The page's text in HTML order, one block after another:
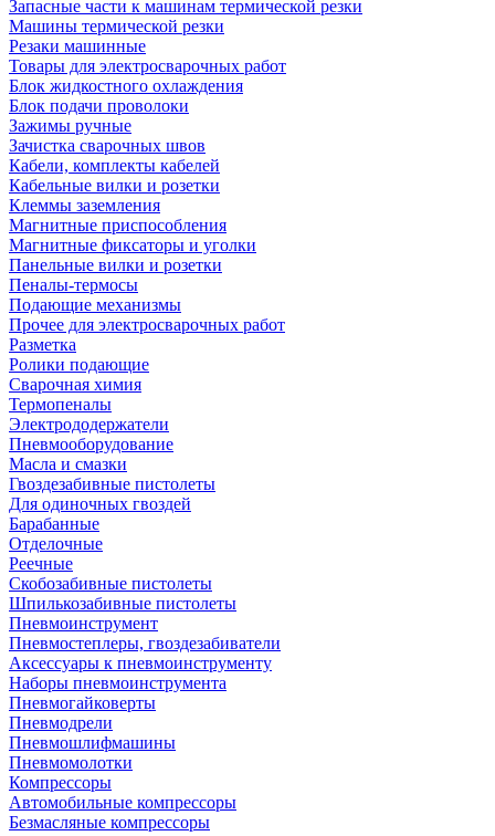
Запасные части к машинам термической резки
Машины термической резки
Резаки машинные
Товары для электросварочных работ
Блок жидкостного охлаждения
Блок подачи проволоки
Зажимы ручные
Зачистка сварочных швов
Кабели, комплекты кабелей
Кабельные вилки и розетки
Клеммы заземления
Магнитные приспособления
Магнитные фиксаторы и уголки
Панельные вилки и розетки
Пеналы-термосы
Подающие механизмы
Прочее для электросварочных работ
Разметка
Ролики подающие
Сварочная химия
Термопеналы
Электрододержатели
Пневмооборудование
Масла и смазки
Гвоздезабивные пистолеты
Для одиночных гвоздей
Барабанные
Отделочные
Реечные
Скобозабивные пистолеты
Шпилькозабивные пистолеты
Пневмоинструмент
Пневмостеплеры, гвоздезабиватели
Аксессуары к пневмоинструменту
Наборы пневмоинструмента
Пневмогайковерты
Пневмодрели
Пневмошлифмашины
Пневмомолотки
Компрессоры
Автомобильные компрессоры
Безмасляные компрессоры